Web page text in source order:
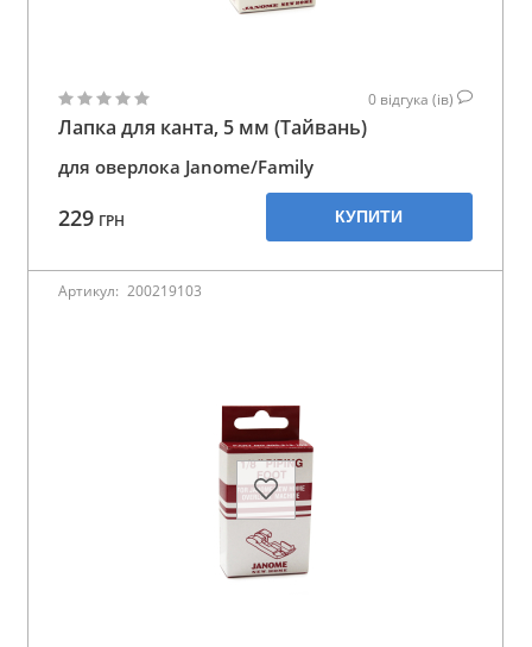
0 відгука (ів)
Лапка для канта, 5 мм (Тайвань)
для оверлока Janome/Family
229 ГРН КУПИТИ
Артикул: 200219103